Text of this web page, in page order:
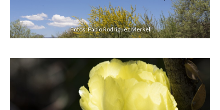
Fotos: Pablo Rodriguez Merkel